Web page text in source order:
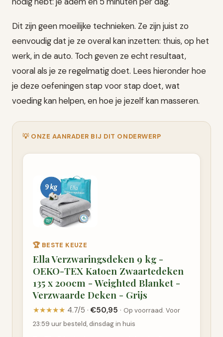
Dit zijn geen moeilijke technieken. Ze zijn juist zo
eenvoudig dat je ze overal kan inzetten: thuis, op het
werk, in de auto. Toch geven ze echt resultaat,
vooral als je ze regelmatig doet. Lees hieronder hoe
je deze oefeningen stap voor stap doet, wat
voeding kan helpen, en hoe je jezelf kan masseren.
💡 ONZE AANRADER BIJ DIT ONDERWERP
🏆 BESTE KEUZE
Ella Verzwaringsdeken 9 kg -
OEKO-TEX Katoen Zwaartedeken
135 x 200cm - Weighted Blanket -
Verzwaarde Deken - Grijs
★★★★★ 4.7/5 ·€50,95 · Op voorraad. Voor
23:59 uur besteld, dinsdag in huis